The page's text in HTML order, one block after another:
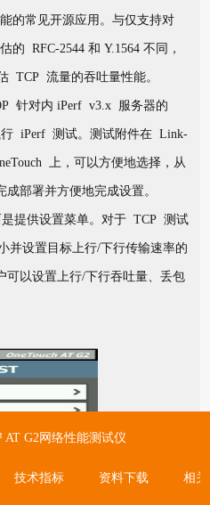
的常见开源应用。与仅支持对
的 RFC-2544 和 Y.1564 不同，
TCP 流量的吞吐量性能。
针对内 iPerf v3.x 服务器的
行 iPerf 测试。测试附件在 Link-
上，可以方便地选择，从
部署并方便地完成设置。
提供设置菜单。对于 TCP 测试
并设置目标上行/下行传输速率的
以设置上行/下行吞吐量、丢包
G2网络性能测试仪
技术指标 资料下载 相